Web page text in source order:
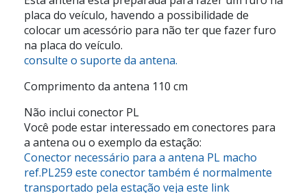
placa do veículo, havendo a possibilidade de
colocar um acessório para não ter que fazer furo
na placa do veículo.
consulte o suporte da antena.
Comprimento da antena 110 cm
Não inclui conector PL
Você pode estar interessado em conectores para
a antena ou o exemplo da estação:
Conector necessário para a antena PL macho
ref.PL259 este conector também é normalmente
transportado pela estação veja este link